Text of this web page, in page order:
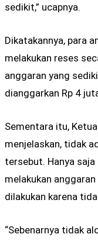
sedikit,” ucapnya.
Dikatakannya, para
melakukan reses
anggaran yang
dianggarkan Rp 4
Sementara itu, Ketua
menjelaskan, tidak
tersebut. Hanya
melakukan
dilakukan karena
“Sebenarnya tidak